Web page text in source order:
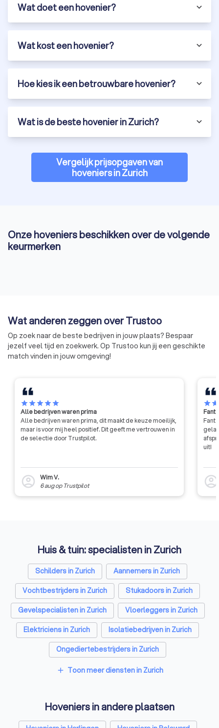
Wat doet een hovenier?
Wat kost een hovenier?
Hoe kies ik een betrouwbare hovenier?
Wat is de beste hovenier in Zurich?
Vergelijk prijsopgaven van
hoveniers in Zurich
Onze hoveniers beschikken over de volgende
keurmerken
Wat anderen zeggen over Trustoo
Op zoek naar de beste bedrijven in jouw plaats? Bespaar
jezelf veel tijd en zoekwerk. Op Trustoo kun jij een geschikte
match vinden in jouw omgeving!
starstarstarstarstar
Alle bedrijven waren prima
Alle bedrijven waren prima, dit maakt de keuze moeilijk,
maar is voor mij heel positief. Dit geeft me vertrouwen in
de selectie door Trustpilot.
account_circle
Wim V.
6 augop Trustpilot
starstar
uit!
account_circle
Huis & tuin: specialisten in Zurich
Schilders in Zurich
Aannemers in Zurich
Vochtbestrijders in Zurich
Stukadoors in Zurich
Gevelspecialisten in Zurich
Vloerleggers in Zurich
Elektriciens in Zurich
Isolatiebedrijven in Zurich
Ongediertebestrijders in Zurich
Architecten in Zurich
Badkamer installateurs in Zurich
add Toon meer diensten in Zurich
Hoveniers in andere plaatsen